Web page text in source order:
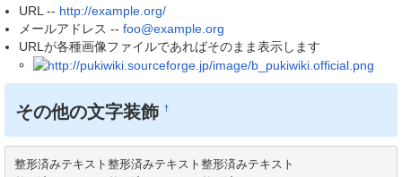
URL -- http://example.org/
メールアドレス -- foo@example.org
URLが各種画像ファイルであればそのまま表示します
その他の文字装飾 †
整形済みテキスト整形済みテキスト整形済みテキスト